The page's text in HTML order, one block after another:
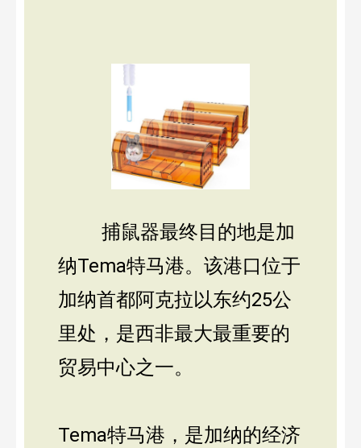
捕鼠器最终目的地是加
纳Tema特马港。该港口位于
加纳首都阿克拉以东约25公
里处，是西非最大最重要的
贸易中心之一。
Tema特马港，是加纳的经济